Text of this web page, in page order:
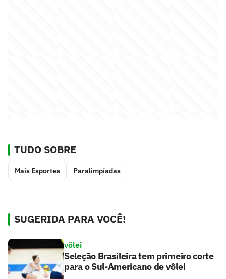
TUDO SOBRE
Mais Esportes Paralimpíadas
SUGERIDA PARA VOCÊ!
vôlei
Seleção Brasileira tem primeiro corte
para o Sul-Americano de vôlei